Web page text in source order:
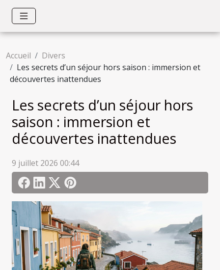
Accueil
Divers
Les secrets d’un séjour hors saison : immersion et
découvertes inattendues
Les secrets d’un séjour hors
saison : immersion et
découvertes inattendues
9 juillet 2026 00:44